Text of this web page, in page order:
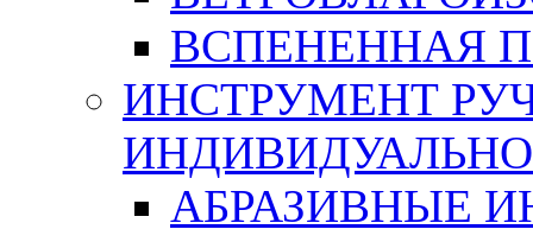
ВСПЕНЕННАЯ
ИНСТРУМЕНТ
АБРАЗИВНЫЕ